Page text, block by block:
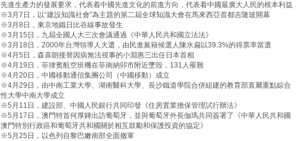
先進生產力的發展要求，代表着中國先進文化的前進方向，代表着中國最廣大人民的根本利益
※3月7日，以“建設知識社會”為主題的第二屆全球知識大會在馬來西亞首都吉隆玻開幕
※3月8日，東京地鐵日比谷線事故發生
※3月15日，九屆全國人大三次會議通過《中華人民共和國立法法》
※3月18日，2000年台灣領導人大選，由民進黨籍候選人陳水扁以39.3%的得票率當選
※4月5日，森喜朗接替因病無法視事的小淵惠三出任日本首相
※4月19日，菲律賓航空班機在菲南納卯市附近墜毀，131人罹難
※4月20日，中國移動通信集團公司（中國移動）成立
※4月29日，由中南工業大學、湖南醫科大學、長沙鐵道學院合併組建的教育部直屬重點綜合
性大學中南大學成立
※5月11日，建設部、中國人民銀行共同印發《住房置業擔保管理試行辦法》
※5月17日，澳門特首何厚鏵出訪葡萄牙，並與葡萄牙外長伽瑪共同簽署了《中華人民共和國
澳門特別行政區和葡萄牙共和國關於相互鼓勵和保護投資的協定》
※5月25日，以色列自黎巴嫩南部全面撤軍